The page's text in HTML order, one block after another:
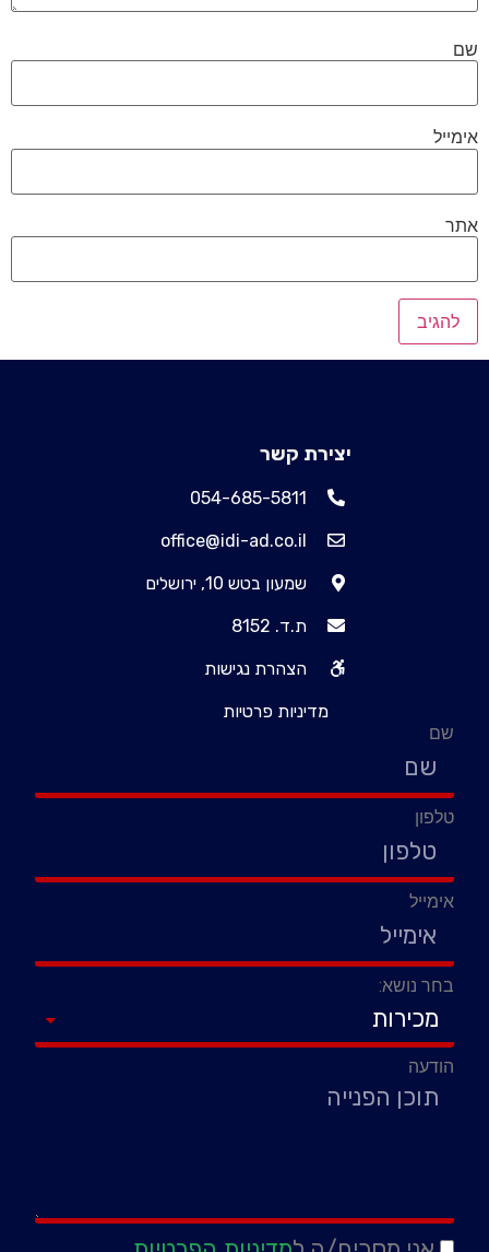
שם
אימייל
אתר
יצירת קשר
054-685-5811
office@idi-ad.co.il
שמעון בטש 10, ירושלים
ת.ד. 8152
הצהרת נגישות
מדיניות פרטיות
שם
טלפון
אימייל
בחר נושא:
הודעה